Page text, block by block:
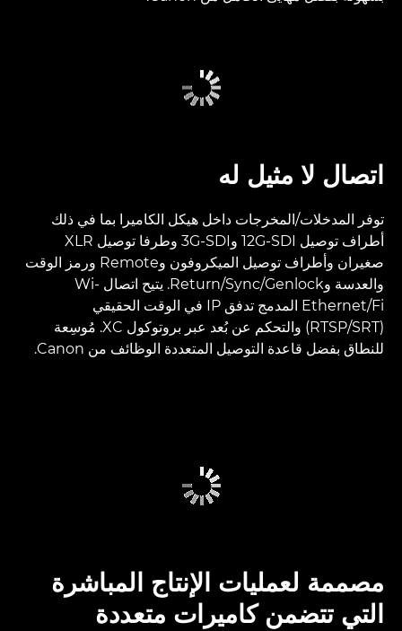
اتصال لا مثيل له
توفر المدخلات/المخرجات داخل هيكل الكاميرا بما في ذلك
أطراف توصيل 12G-SDI و3G-SDI وطرفا توصيل XLR
صغيران وأطراف توصيل الميكروفون وRemote ورمز الوقت
والعدسة وGenlock/‏Sync‏/Return. يتيح اتصال Wi-
Fi‏/Ethernet المدمج تدفق IP في الوقت الحقيقي
(SRT‏/RTSP) والتحكم عن بُعد عبر بروتوكول XC. مُوسِعة
للنطاق بفضل قاعدة التوصيل المتعددة الوظائف من Canon.
مصممة لعمليات الإنتاج المباشرة
التي تتضمن كاميرات متعددة